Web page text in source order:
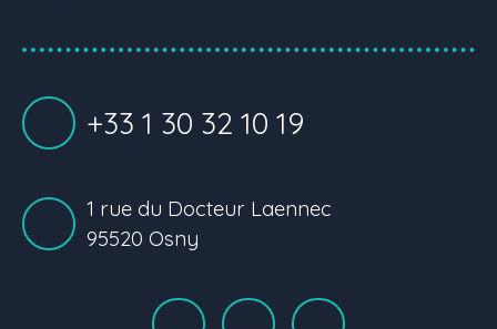
+33 1 30 32 10 19
1 rue du Docteur Laennec
95520 Osny